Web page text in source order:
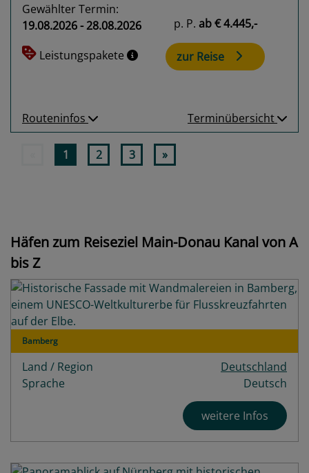
Gewählter Termin:
19.08.2026 - 28.08.2026
Leistungspakete
p. P. ab€ 4.445,-
zur Reise
Routeninfos Terminübersicht
1 2 3 »
Häfen zum Reiseziel Main-Donau Kanal von A
bis Z
Bamberg
Land / Region
Deutschland
Sprache
Deutsch
weitere Infos